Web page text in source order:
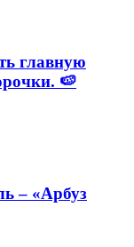
главную
🍉
– «Арбуз